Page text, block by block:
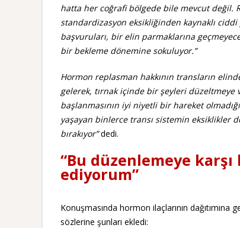
hatta her coğrafi bölgede bile mevcut değil.
standardizasyon eksikliğinden kaynaklı
başvuruları, bir elin parmaklarına
bir bekleme dönemine sokuluyor.”
Hormon replasman hakkının transların
gelerek, tırnak içinde bir şeyleri düzeltmeye
başlanmasının iyi niyetli bir hareket
yaşayan binlerce transı sistemin eksiklikler
bırakıyor”dedi.
“Bu düzenlemeye
ediyorum”
Konuşmasında hormon ilaçlarının
sözlerine şunları ekledi: